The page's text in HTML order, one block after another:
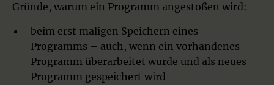
Gründe, warum ein Programm angestoßen wird:
beim erst maligen Speichern eines
Programms – auch, wenn ein vorhandenes
Programm überarbeitet wurde und als neues
Programm gespeichert wird